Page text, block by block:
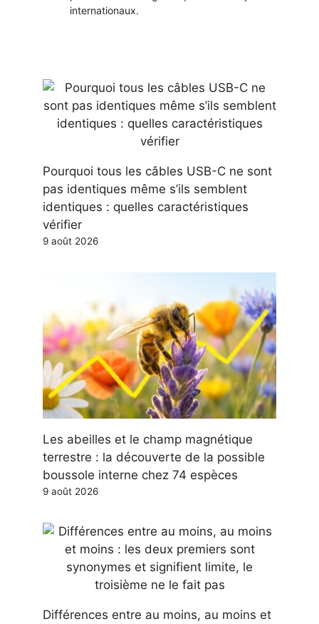
internationaux.
Pourquoi tous les câbles USB-C ne sont
pas identiques même s’ils semblent
identiques : quelles caractéristiques
vérifier
9 août 2026
Les abeilles et le champ magnétique
terrestre : la découverte de la possible
boussole interne chez 74 espèces
9 août 2026
Différences entre au moins, au moins et